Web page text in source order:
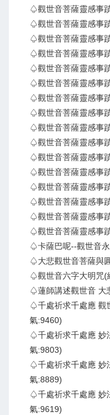
♤觀世音菩薩靈感事
♤觀世音菩薩靈感事
♤觀世音菩薩靈感事
♤觀世音菩薩靈感事
♤觀世音菩薩靈感事
♤觀世音菩薩靈感事
♤觀世音菩薩靈感事
♤觀世音菩薩靈感事
♤觀世音菩薩靈感事
♤觀世音菩薩靈感事
♤觀世音菩薩靈感事
♤觀世音菩薩靈感事
♤觀世音菩薩靈感事
♤觀世音菩薩靈感事
♤觀世音菩薩靈感事
♤觀世音菩薩靈感事
♤卡薩巴呢--觀世音
♤大悲觀世音菩薩與
♤觀世音六字大明咒(
♤蓮師講述觀世音 大
♤千處祈求千處應 觀
氣:9460)
♤千處祈求千處應 妙
氣:9803)
♤千處祈求千處應 妙
氣:8889)
♤千處祈求千處應 妙
氣:9619)